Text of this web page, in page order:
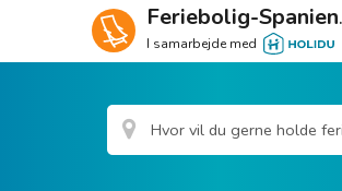
Feriebolig-Spanien
I samarbejde med